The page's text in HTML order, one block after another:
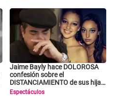
Jaime Bayly hace DOLOROSA
confesión sobre el
DISTANCIAMIENTO de sus hijas
mayores: "Son más felices lejos
Espectáculos